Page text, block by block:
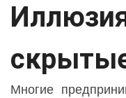
Многие